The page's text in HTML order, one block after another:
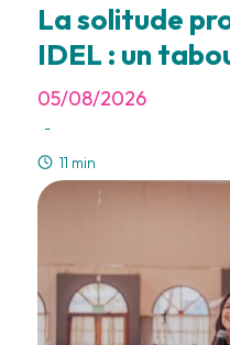
La solitude
IDEL : un
05/08/2026
-
11 min